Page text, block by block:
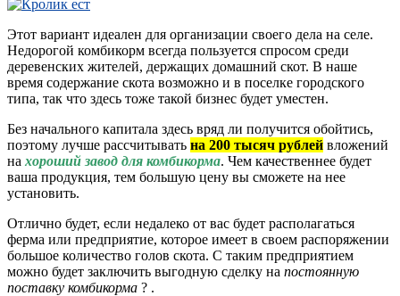
Этот вариант идеален для организации своего дела на селе.
Недорогой комбикорм всегда пользуется спросом среди
деревенских жителей, держащих домашний скот. В наше
время содержание скота возможно и в поселке городского
типа, так что здесь тоже такой бизнес будет уместен.
Без начального капитала здесь вряд ли получится обойтись,
поэтому лучше рассчитывать на 200 тысяч рублей вложений
на хороший завод для комбикорма. Чем качественнее будет
ваша продукция, тем большую цену вы сможете на нее
установить.
Отлично будет, если недалеко от вас будет располагаться
ферма или предприятие, которое имеет в своем распоряжении
большое количество голов скота. С таким предприятием
можно будет заключить выгодную сделку на постоянную
поставку комбикорма ? .